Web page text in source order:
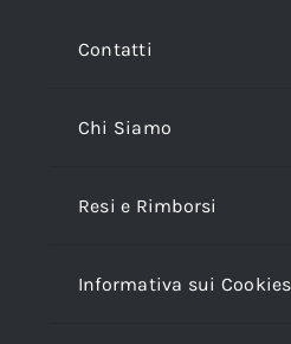
Contatti
Chi Siamo
Resi e Rimborsi
Informativa sui Cookies